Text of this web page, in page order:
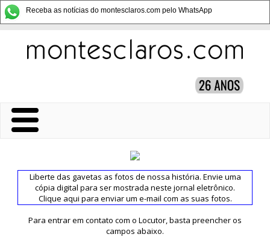
Receba as notícias do montesclaros.com pelo WhatsApp
Liberte das gavetas as fotos de nossa história. Envie uma
cópia digital para ser mostrada neste jornal eletrônico.
Clique aqui para enviar um e-mail com as suas fotos.
Para entrar em contato com o Locutor, basta preencher os
campos abaixo.